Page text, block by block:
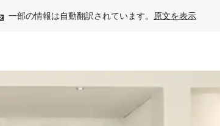
一部の情報は自動翻訳されています。 原文を表示